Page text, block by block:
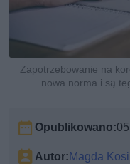
Zapotrzebowanie na
nowa norma i są
Opublikowano:
Autor:Magda